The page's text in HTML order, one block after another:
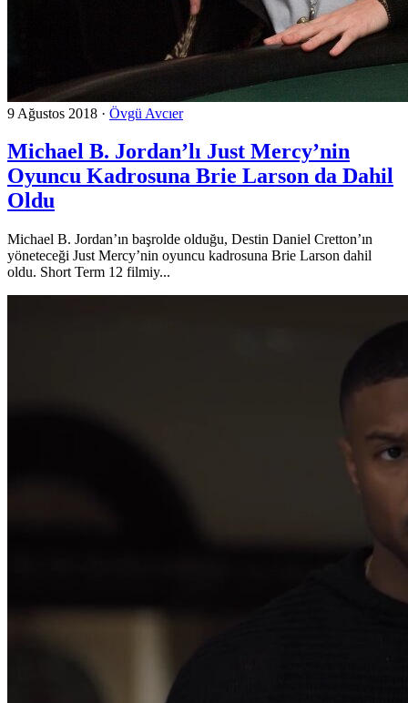
9 Ağustos 2018 · Övgü Avcıer
Michael B. Jordan’lı Just Mercy’nin
Oyuncu Kadrosuna Brie Larson da Dahil
Oldu
Michael B. Jordan’ın başrolde olduğu, Destin Daniel Cretton’ın
yöneteceği Just Mercy’nin oyuncu kadrosuna Brie Larson dahil
oldu. Short Term 12 filmiy...